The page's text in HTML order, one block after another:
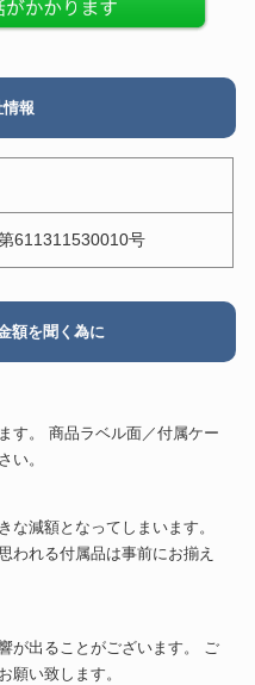
報
611311530010号
額を聞く為に
す。 商品ラベル面／付属ケー
い。
な減額となってしまいます。
われる付属品は事前にお揃え
が出ることがございます。 ご
願い致します。